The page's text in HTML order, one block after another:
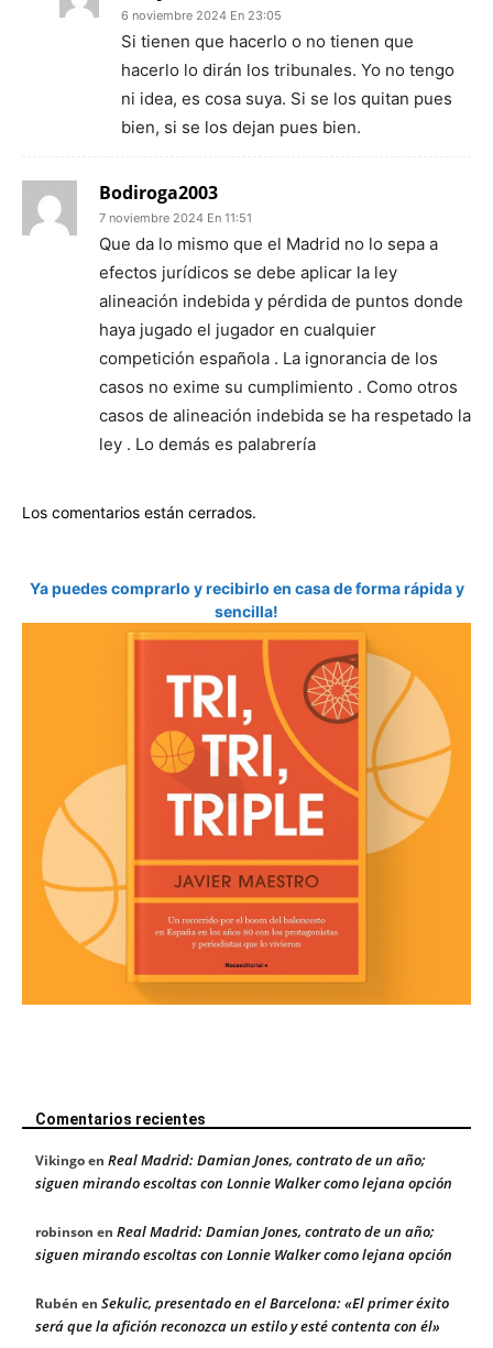
6 noviembre 2024 En 23:05
Si tienen que hacerlo o no tienen que
hacerlo lo dirán los tribunales. Yo no tengo
ni idea, es cosa suya. Si se los quitan pues
bien, si se los dejan pues bien.
Bodiroga2003
7 noviembre 2024 En 11:51
Que da lo mismo que el Madrid no lo sepa a
efectos jurídicos se debe aplicar la ley
alineación indebida y pérdida de puntos donde
haya jugado el jugador en cualquier
competición española . La ignorancia de los
casos no exime su cumplimiento . Como otros
casos de alineación indebida se ha respetado la
ley . Lo demás es palabrería
Los comentarios están cerrados.
Ya puedes comprarlo y recibirlo en casa de forma rápida y
sencilla!
Comentarios recientes
Vikingoen Real Madrid: Damian Jones, contrato de un año;
siguen mirando escoltas con Lonnie Walker como lejana opción
robinson en Real Madrid: Damian Jones, contrato de un año;
siguen mirando escoltas con Lonnie Walker como lejana opción
Rubén en Sekulic, presentado en el Barcelona: «El primer éxito
será que la afición reconozca un estilo y esté contenta con él»